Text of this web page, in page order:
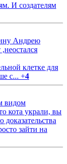
И создателям
Андрею
клетке для
с... +4
видом
кота украли, вы
зайти на